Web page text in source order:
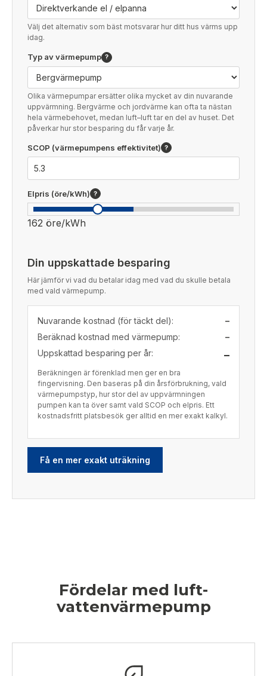
Välj det alternativ som bäst motsvarar hur ditt hus värms upp
idag.
Typ av värmepump ?
Olika värmepumpar ersätter olika mycket av din nuvarande
uppvärmning. Bergvärme och jordvärme kan ofta ta nästan
hela värmebehovet, medan luft–luft tar en del av huset. Det
påverkar hur stor besparing du får varje år.
SCOP (värmepumpens effektivitet) ?
Elpris (öre/kWh) ?
162 öre/kWh
Din uppskattade besparing
Här jämför vi vad du betalar idag med vad du skulle betala
med vald värmepump.
Nuvarande kostnad (för täckt del):
–
Beräknad kostnad med värmepump:
–
Uppskattad besparing per år:
–
Beräkningen är förenklad men ger en bra
fingervisning. Den baseras på din årsförbrukning, vald
värmepumpstyp, hur stor del av uppvärmningen
pumpen kan ta över samt vald SCOP och elpris. Ett
kostnadsfritt platsbesök ger alltid en mer exakt kalkyl.
Få en mer exakt uträkning
Fördelar med luft-
vattenvärmepump